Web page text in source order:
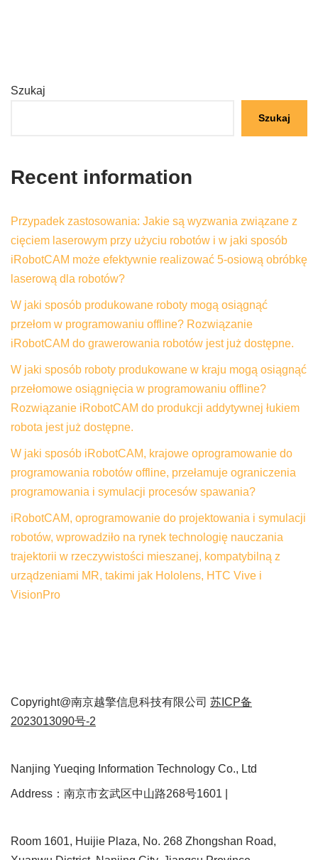
Szukaj
Szukaj
Recent information
Przypadek zastosowania: Jakie są wyzwania związane z
cięciem laserowym przy użyciu robotów i w jaki sposób
iRobotCAM może efektywnie realizować 5-osiową obróbkę
laserową dla robotów?
W jaki sposób produkowane roboty mogą osiągnąć
przełom w programowaniu offline? Rozwiązanie
iRobotCAM do grawerowania robotów jest już dostępne.
W jaki sposób roboty produkowane w kraju mogą osiągnąć
przełomowe osiągnięcia w programowaniu offline?
Rozwiązanie iRobotCAM do produkcji addytywnej łukiem
robota jest już dostępne.
W jaki sposób iRobotCAM, krajowe oprogramowanie do
programowania robotów offline, przełamuje ograniczenia
programowania i symulacji procesów spawania?
iRobotCAM, oprogramowanie do projektowania i symulacji
robotów, wprowadziło na rynek technologię nauczania
trajektorii w rzeczywistości mieszanej, kompatybilną z
urządzeniami MR, takimi jak Hololens, HTC Vive i
VisionPro
Copyright@南京越擎信息科技有限公司 苏ICP备
2023013090号-2
Nanjing Yueqing Information Technology Co., Ltd
Address：南京市玄武区中山路268号1601 |
Room 1601, Huijie Plaza, No. 268 Zhongshan Road,